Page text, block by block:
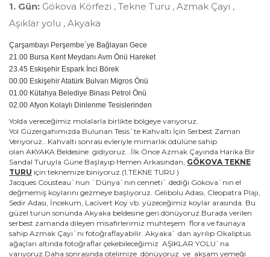
1. Gün: Gökova Körfezi , Tekne Turu , Azmak Çayı ,
Aşıklar yolu , Akyaka
Çarşambayı Perşembe`ye Bağlayan Gece
21.00 Bursa Kent Meydanı Avm Önü Hareket
23.45 Eskişehir Espark İnci Börek
00.00 Eskişehir Atatürk Bulvarı Migros Önü
01.00 Kütahya Belediye Binası Petrol Önü
02.00 Afyon Kolaylı Dinlenme Tesislerinden
Yolda vereceğimiz molalarla birlikte bölgeye varıyoruz.
Yol Güzergahımızda Bulunan Tesis`te Kahvaltı İçin Serbest Zaman
Veriyoruz...Kahvaltı sonrası evleriyle mimarlık ödülüne sahip
olan AKYAKA Beldesine gidiyoruz...İlk Önce Azmak Çayında Harika Bir
Sandal Turuyla Güne Başlayıp Hemen Arkasından, GÖKOVA TEKNE
TURU için teknemize biniyoruz.(1.TEKNE TURU )
Jacques Cousteau`nun `Dünya`nın cenneti` dediği Gökova`nın el
değmemiş koylarını gezmeye başlıyoruz. Gelibolu Adası, Cleopatra Plajı,
Sedir Adası, İncekum, Lacivert Koy vb. yüzeceğimiz koylar arasında. Bu
güzel turun sonunda Akyaka beldesine geri dönüyoruz.Burada verilen
serbest zamanda dileyen misafirlerimiz muhteşem flora ve faunaya
sahip Azmak Çayı`nı fotoğraflayabilir. Akyaka` dan ayrılıp Okaliptus
ağaçları altında fotoğraflar çekebileceğimiz AŞIKLAR YOLU`na
varıyoruz.Daha sonrasında otelimize dönüyoruz ve akşam yemeği